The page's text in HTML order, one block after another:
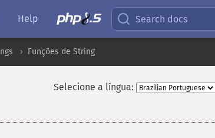
Help Search docs
Funções de String
Selecione a língua: